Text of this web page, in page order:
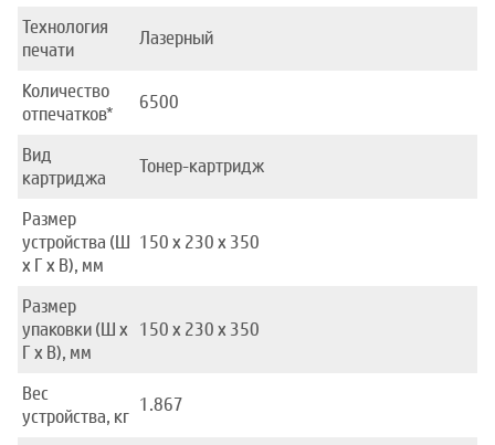
Технология
печати
Лазерный
Количество
отпечатков*
6500
Вид
картриджа
Тонер-картридж
Размер
устройства (Ш
x Г x В), мм
150 x 230 x 350
Размер
упаковки (Ш x
Г x В), мм
150 x 230 x 350
Вес
устройства, кг
1.867